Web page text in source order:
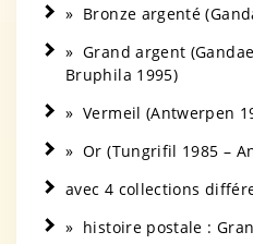
» Bronze argenté
» Grand argent
Bruphila 1995)
» Vermeil (Antwerpen
» Or (Tungrifil 1985 –
avec 4 collections
» histoire postale :